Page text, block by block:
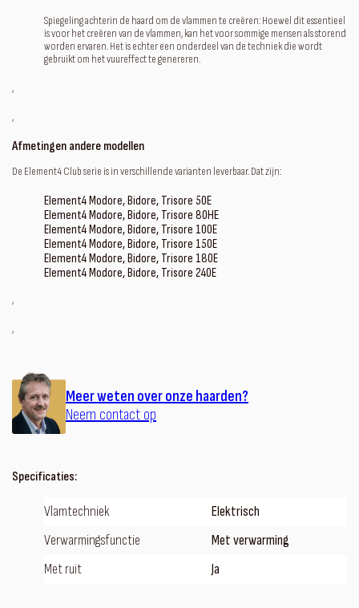
Spiegeling achterin de haard om de vlammen te creëren: Hoewel dit essentieel
is voor het creëren van de vlammen, kan het voor sommige mensen als storend
worden ervaren. Het is echter een onderdeel van de techniek die wordt
gebruikt om het vuureffect te genereren.
‚
‚
Afmetingen andere modellen
De Element4 Club serie is in verschillende varianten leverbaar. Dat zijn:
Element4 Modore, Bidore, Trisore 50E
Element4 Modore, Bidore, Trisore 80HE
Element4 Modore, Bidore, Trisore 100E
Element4 Modore, Bidore, Trisore 150E
Element4 Modore, Bidore, Trisore 180E
Element4 Modore, Bidore, Trisore 240E
‚
‚
Meer weten over onze haarden?
Neem contact op
Specificaties:
Vlamtechniek
Elektrisch
Verwarmingsfunctie
Met verwarming
Met ruit
Ja